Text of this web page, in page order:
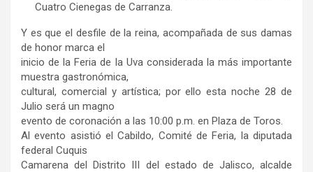
Cuatro Cienegas de Carranza.
Y es que el desfile de la reina, acompañada de sus damas
de honor marca el
inicio de la Feria de la Uva considerada la más importante
muestra gastronómica,
cultural, comercial y artística; por ello esta noche 28 de
Julio será un magno
evento de coronación a las 10:00 p.m. en Plaza de Toros.
Al evento asistió el Cabildo, Comité de Feria, la diputada
federal Cuquis
Camarena del Distrito III del estado de Jalisco, alcalde